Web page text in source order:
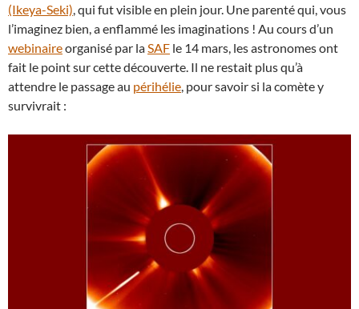
(Ikeya-Seki) , qui fut visible en plein jour. Une parenté qui, vous
l’imaginez bien, a enflammé les imaginations ! Au cours d’un
webinaireorganisé par la SAF le 14 mars, les astronomes ont
fait le point sur cette découverte. Il ne restait plus qu’à
attendre le passage au périhélie , pour savoir si la comète y
survivrait :